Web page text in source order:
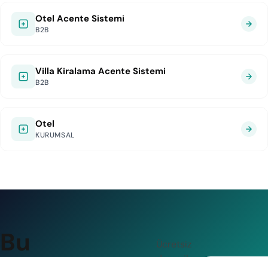
Otel Acente Sistemi
B2B
Villa Kiralama Acente Sistemi
B2B
Otel
KURUMSAL
Bu
Ücretsiz